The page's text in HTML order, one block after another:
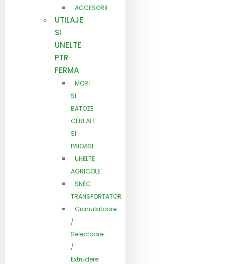
ACCESORII
UTILAJE
SI
UNELTE
PTR
FERMA
MORI
SI
BATOZE
CEREALE
SI
PAIOASE
UNELTE
AGRICOLE
SNEC
TRANSPORTATOR
Granulatoare
/
Selectoare
/
Extrudere